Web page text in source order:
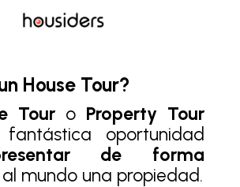
House Tour?
Touro Property Tour
oportunidad
de forma
mundo una propiedad.